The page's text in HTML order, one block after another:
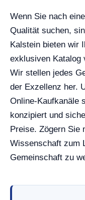
Wenn Sie nach
Qualität suchen,
Kalstein bieten wir
exklusiven Katalog
Wir stellen jedes
der Exzellenz her.
Online-Kaufkanäle
konzipiert und
Preise. Zögern Sie
Wissenschaft zum
Gemeinschaft zu